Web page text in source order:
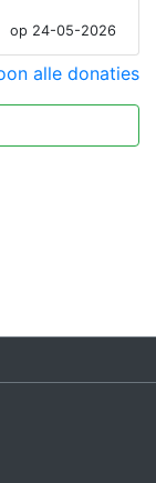
op 24-05-2026
alle donaties